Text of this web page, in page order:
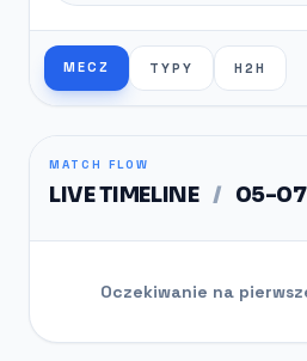
MECZ TYPY H2H
MATCH FLOW
LIVE TIMELINE / 05-
Oczekiwanie na